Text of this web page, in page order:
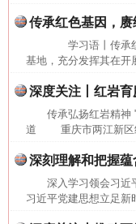
传承红色基因，
学习语丨传承
基地，充分发挥其在开
深度关注丨红岩
传承弘扬红岩精神
道 重庆市两江新区纪
深刻理解和把握
深入学习领会习
习近平党建思想立足